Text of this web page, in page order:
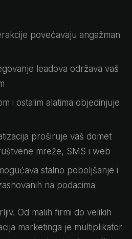
povećavaju angažman
leadova održava vaš
i ostalim alatima objedinjuje
proširuje vaš domet
mreže, SMS i web
stalno poboljšanje i
na podacima
Od malih firmi do velikih
marketinga je multiplikator